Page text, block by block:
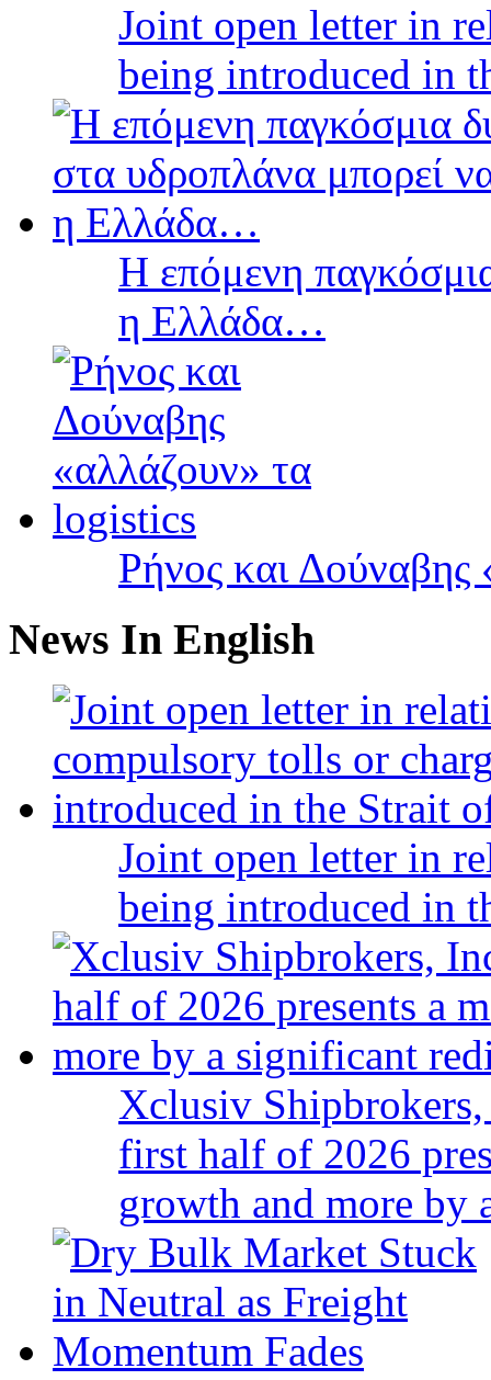
Joint open letter in
being introduced in
Η επόμενη
η Ελλάδα…
Ρήνος και
News In English
Joint open letter in
being introduced in
Xclusiv
first half of 2026
growth and more